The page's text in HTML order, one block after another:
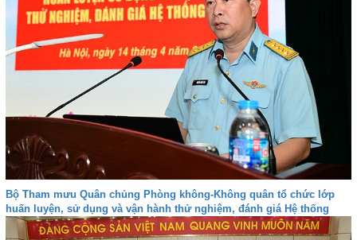
Bộ Tham mưu Quân chủng Phòng không-Không quân tổ chức lớp
huấn luyện, sử dụng và vận hành thử nghiệm, đánh giá Hệ thống
VQ2-M3